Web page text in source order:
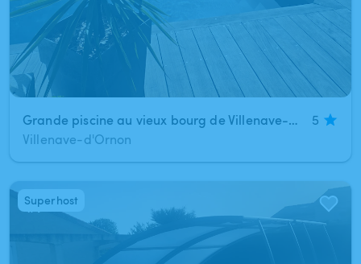
Grande piscine au vieux bourg de Villenave-d'Ornon
5
Villenave-d'Ornon
1/7
Superhost